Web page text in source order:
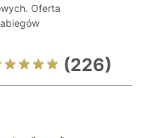
Oferta
(226)